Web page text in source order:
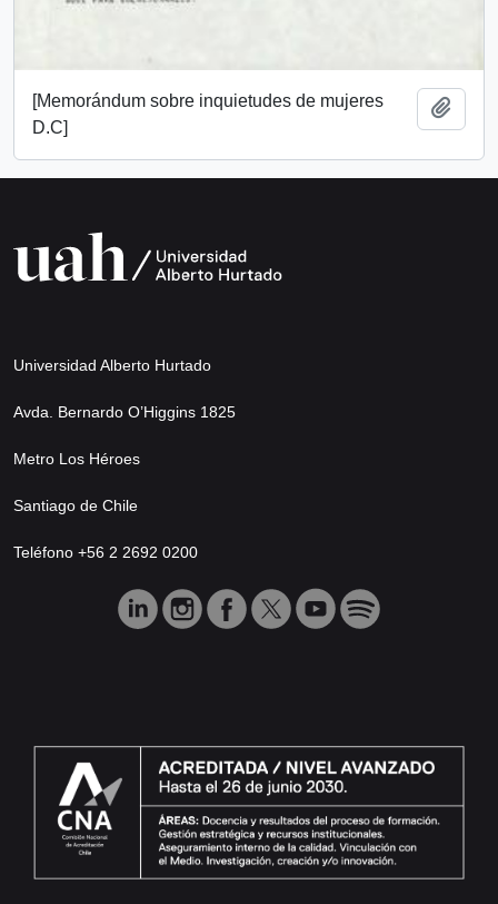
[Memorándum sobre inquietudes de mujeres
D.C]
Universidad Alberto Hurtado
Avda. Bernardo O’Higgins 1825
Metro Los Héroes
Santiago de Chile
Teléfono +56 2 2692 0200